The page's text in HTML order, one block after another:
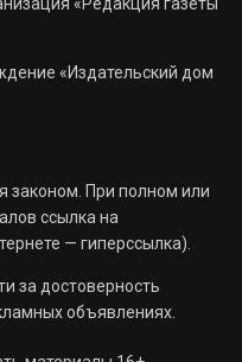
«Редакция газеты
«Издательский дом
законом. При полном или
ссылка на
— гиперссылка).
за достоверность
объявлениях.